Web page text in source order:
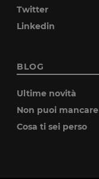
Twitter
Linkedin
BLOG
Ultime novità
Non puoi mancare
Cosa ti sei perso